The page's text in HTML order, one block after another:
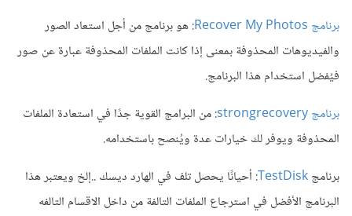
برنامج Recover My Photos
: هو برنامج من أجل استعاد الصور
والفيديوهات المحذوفة بمعنى إذا كانت الملفات المحذوفة عبارة عن صور
فيُفضل استخدام هذا البرنامج.
برنامج strongrecovery
: من البرامج القوية جدًا في استعادة الملفات
المحذوفة ويوفر لك خيارات عدة ويُنصح باستخدامه.
برنامجTestDisk: أحيانًا يحصل تلف في الهارد ديسك ..إلخ ويعتبر هذا
البرنامج الأفضل في استرجاع الملفات التالفة من داخل الاقسام التالفه